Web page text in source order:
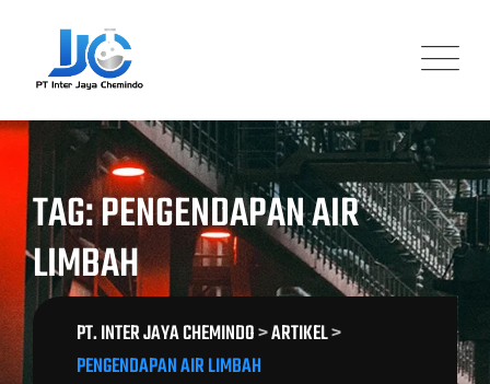
content
TAG: PENGENDAPAN AIR
LIMBAH
PT. INTER JAYA CHEMINDO>ARTIKEL>
PENGENDAPAN AIR LIMBAH